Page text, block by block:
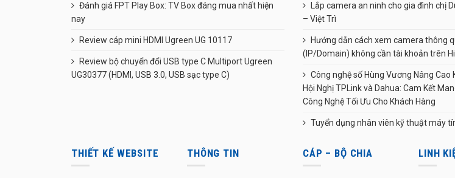
Đánh giá FPT Play Box: TV Box đáng mua nhất hiện
nay
Review cáp mini HDMI Ugreen UG 10117
Review bộ chuyển đổi USB type C Multiport Ugreen
UG30377 (HDMI, USB 3.0, USB sạc type C)
Lắp camera an ninh cho gia đình chị
– Việt Trì
Hướng dẫn cách xem camera thông
(IP/Domain) không cần tài khoản trên
Công nghệ số Hùng Vương Nâng Cao
Hội Nghị TPLink và Dahua: Cam Kết
Công Nghệ Tối Ưu Cho Khách Hàng
Tuyển dụng nhân viên kỹ thuật máy
THIẾT KẾ WEBSITE THÔNG TIN CÁP – BỘ CHIA LINH